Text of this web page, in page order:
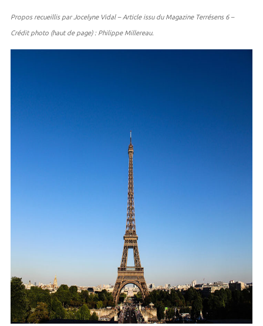
Propos recueillis par Jocelyne Vidal – Article issu du Magazine Terrésens 6 –
Crédit photo (haut de page) : Philippe Millereau.